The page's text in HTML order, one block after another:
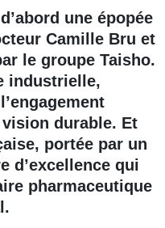
une épopée
Camille Bru et
le groupe Taisho.
industrielle,
durable. Et
portée par un
d’excellence qui
pharmaceutique